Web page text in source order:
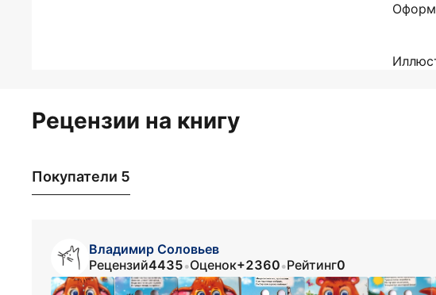
Рецензии на книгу
Покупатели 5
Владимир Соловьев
Рецензий4435•Оценок+2360•Рейтинг0